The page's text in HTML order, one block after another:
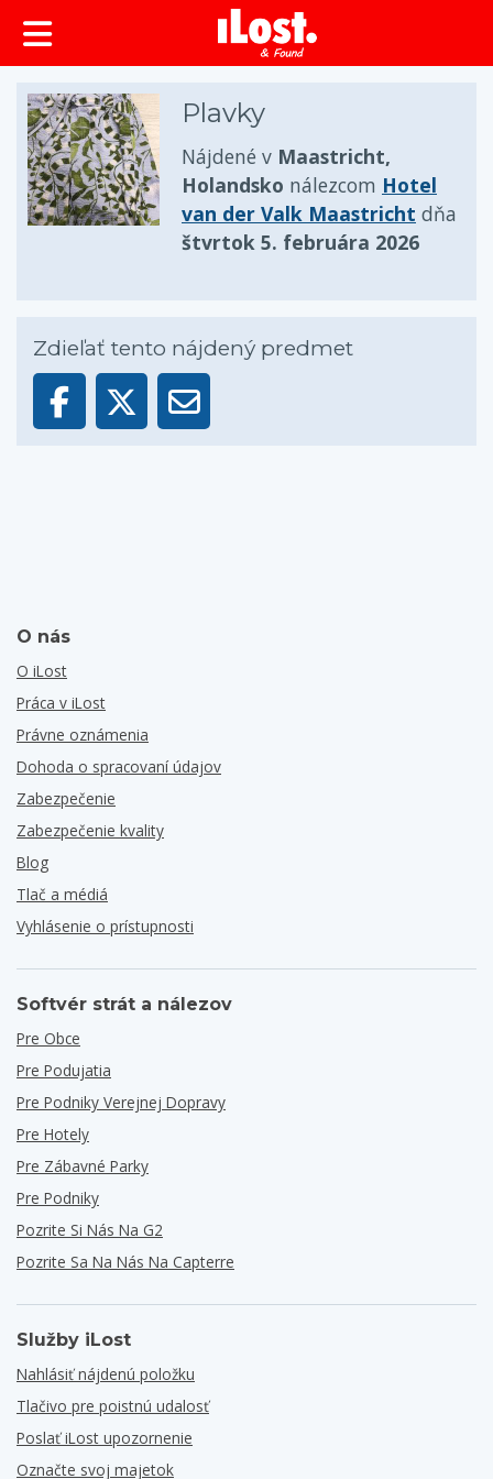
Plavky
Nájdené v Maastricht,
Holandsko nálezcom Hotel
van der Valk Maastricht dňa
štvrtok 5. februára 2026
Zdieľať tento nájdený predmet
O nás
O iLost
Práca v iLost
Právne oznámenia
Dohoda o spracovaní údajov
Zabezpečenie
Zabezpečenie kvality
Blog
Tlač a médiá
Vyhlásenie o prístupnosti
Softvér strát a nálezov
Pre Obce
Pre Podujatia
Pre Podniky Verejnej Dopravy
Pre Hotely
Pre Zábavné Parky
Pre Podniky
Pozrite Si Nás Na G2
Pozrite Sa Na Nás Na Capterre
Služby iLost
Nahlásiť nájdenú položku
Tlačivo pre poistnú udalosť
Poslať iLost upozornenie
Označte svoj majetok